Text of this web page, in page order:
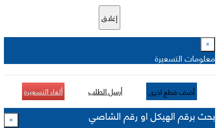
إغلاق
×
معلومات التسعيرة
أضف قطع اخرى أرسل الطلب ألغاء التسعيرة
بحث برقم الهيكل او رقم الشاصي ×